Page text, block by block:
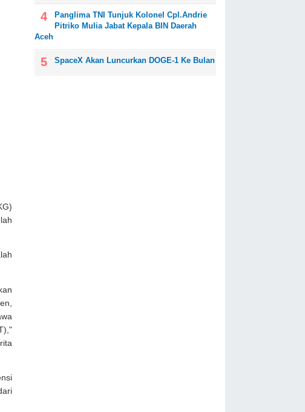
Panglima TNI Tunjuk Kolonel Cpl.Andrie
Pitriko Mulia Jabat Kepala BIN Daerah
Aceh
SpaceX Akan Luncurkan DOGE-1 Ke Bulan